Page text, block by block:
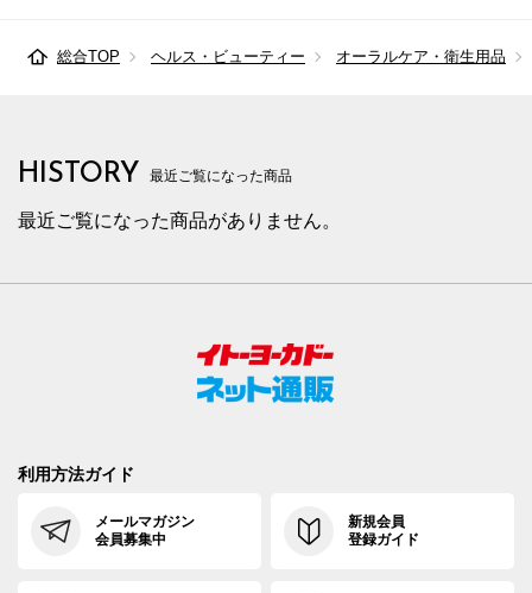
総合TOP ヘルス・ビューティー オーラルケア・衛生用品
HISTORY 最近ご覧になった商品
最近ご覧になった商品がありません。
利用方法ガイド
メールマガジン
会員募集中
新規会員
登録ガイド